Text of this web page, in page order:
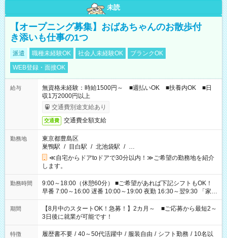
未読
【オープニング募集】おばあちゃんのお散歩付
き添いも仕事の1つ
派遣 職種未経験OK 社会人未経験OK
ブランクOK
WEB登録・面接OK
給与
無資格未経験：時給1500円～ ■週払いOK ■扶養内OK ■日
収1万2000円以上
交通費別途支給あり
交通費 交通費全額支給
勤務地
東京都豊島区
巣鴨駅 / 目白駅 / 北池袋駅 / …
≪自宅からドアtoドアで30分以内！≫ご希望の勤務地を紹介
します。
勤務時間
9:00～18:00（休憩60分） ■ご希望があれば下記シフトもOK！
早番 7:00～16:00 遅番 10:00～19:00 夜勤 16:30～翌9:30 「家族
と休みを合わせたい」 「余裕を持って夕飯の準備がしたい」
「できれば残業はしたくない」 など、ご希望を教えてください
ね。 ※Wワーク希望の方へ 今ご覧のお仕事で希望する勤務時間
と、もう1つのお仕事の勤務時間。 合計で週40時間を超える場
合は応募できません。
期間
【8月中のスタートOK！急募！】2カ月～ ■ご応募から最短2～
3日後に就業が可能です！
特徴 履歴書不要 / 40～50代活躍中 / 服装自由 / シフト勤務 / 10名以